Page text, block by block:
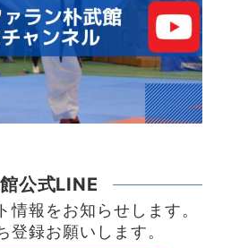
公式LINE
情報をお知らせします。
登録お願いします。